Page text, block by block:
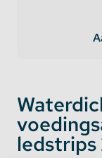
ledstrips